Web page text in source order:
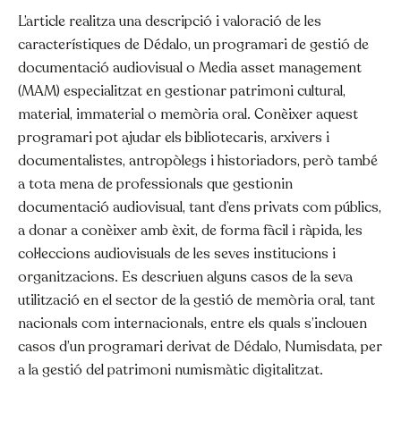
L’article realitza una descripció i valoració de les
característiques de Dédalo, un programari de gestió de
documentació audiovisual o Mediaasset management
(MAM) especialitzat en gestionar patrimoni cultural,
material, immaterial o memòria oral. Conèixer aquest
programari pot ajudar els bibliotecaris, arxivers i
documentalistes, antropòlegs i historiadors, però també
a tota mena de professionals que gestionin
documentació audiovisual, tant d’ens privats com públics,
a donar a conèixer amb èxit, de forma fàcil i ràpida, les
col·leccions audiovisuals de les seves institucions i
organitzacions. Es descriuen alguns casos de la seva
utilització en el sector de la gestió de memòria oral, tant
nacionals com internacionals, entre els quals s’inclouen
casos d’un programari derivat de Dédalo, Numisdata, per
a la gestió del patrimoni numismàtic digitalitzat.